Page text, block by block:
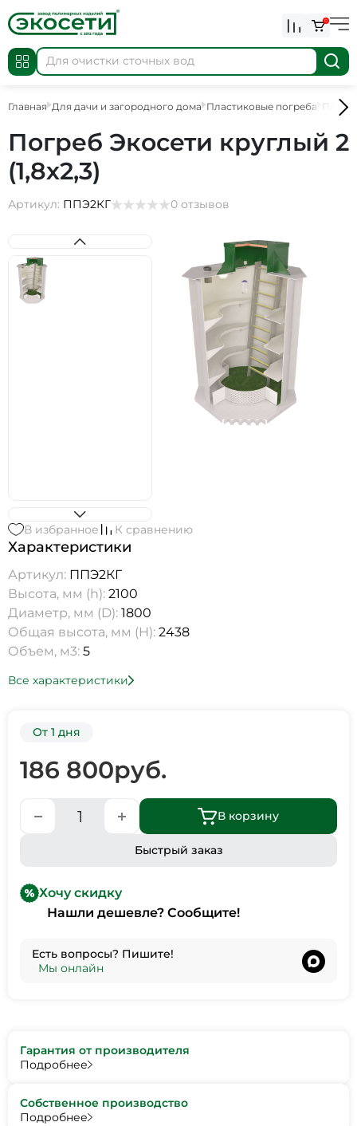
0
Главная Для дачи и загородного дома Пластиковые погреба
Погреб Экосети круглый 2
(1,8х2,3)
Артикул: ППЭ2КГ 0 отзывов
В избранное К сравнению
Характеристики
Артикул: ППЭ2КГ
Высота, мм (h): 2100
Диаметр, мм (D): 1800
Общая высота, мм (H): 2438
Объем, м3: 5
Все характеристики
От 1 дня
186 800руб.
В корзину
Быстрый заказ
Хочу скидку
Нашли дешевле? Сообщите!
Есть вопросы? Пишите!
Мы онлайн
Гарантия от производителя
Подробнее
Собственное производство
Подробнее